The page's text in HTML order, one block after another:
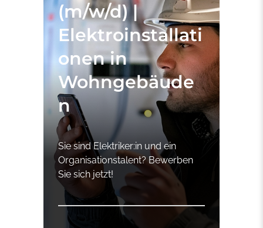
(m/w/d) |
Elektroinstallati
onen in
Wohngebäude
n
Sie sind Elektriker:in und ein
Organisationstalent? Bewerben
Sie sich jetzt!